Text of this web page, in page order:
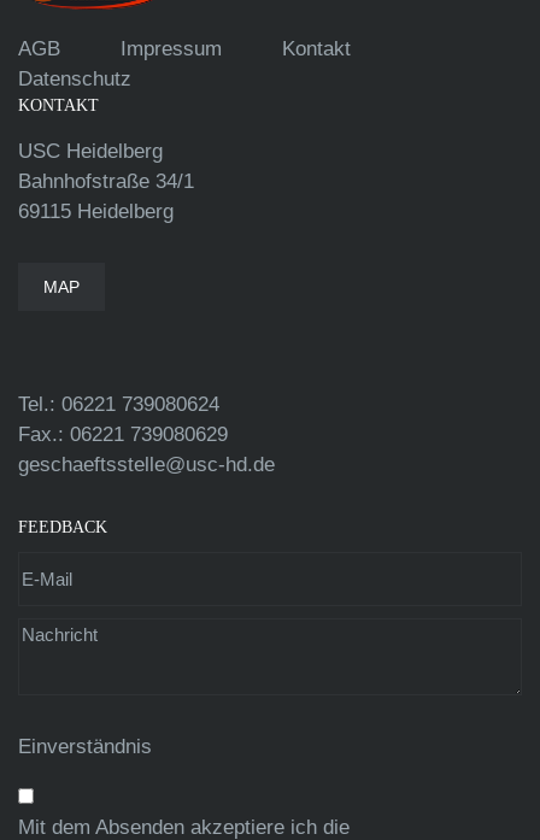
AGB Impressum
Kontakt
Datenschutz
KONTAKT
USC Heidelberg
Bahnhofstraße 34/1
69115 Heidelberg
MAP
Tel.: 06221 739080624
Fax.: 06221 739080629
geschaeftsstelle@usc-hd.de
FEEDBACK
Einverständnis
Mit dem Absenden akzeptiere ich die